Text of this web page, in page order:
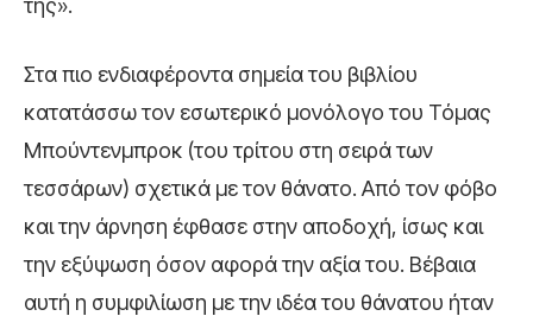
Στα πιο ενδιαφέροντα σημεία του βιβλίου
κατατάσσω τον εσωτερικό μονόλογο του Τόμας
Μπούντενμπροκ (του τρίτου στη σειρά των
τεσσάρων) σχετικά με τον θάνατο. Από τον φόβο
και την άρνηση έφθασε στην αποδοχή, ίσως και
την εξύψωση όσον αφορά την αξία του. Βέβαια
αυτή η συμφιλίωση με την ιδέα του θάνατου ήταν